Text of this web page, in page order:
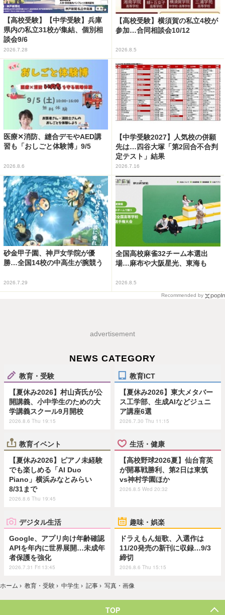
【高校受験】【中学受験】兵庫
県内の私立31校が集結、個別相
談会9/6
2026.7.28
【高校受験】横須賀の私立4校が
参加…合同相談会10/12
2026.8.5
医療✕消防、縫合デモやAED講
習も「おしごと体験博」9/5
2026.8.6
【中学受験2027】人気校の併願
先は…四谷大塚「第2回合不合判
定テスト」結果
2026.7.16
砂金甲子園、神戸女学院が優
勝…全国14校の中高生が腕競う
2026.7.29
全国高校麻雀32チーム本選出
場…麻布や大阪星光、東海も
2026.8.5
Recommended by
advertisement
NEWS CATEGORY
教育・受験
【夏休み2026】村山斉氏が公
開講義、小中学生のための大
学講義スクール9月開校
2026.8.6 Thu 19:15
教育ICT
【夏休み2026】東大メタバー
ス工学部、生成AIなどジュニ
ア講座6選
2026.7.30 Thu 11:15
教育イベント
【夏休み2026】ピアノ未経験
でも楽しめる「AI Duo
Piano」横浜みなとみらい
8/31まで
2026.8.6 Thu 19:45
生活・健康
【高校野球2026夏】仙台育英
が開幕戦勝利、第2日は東筑
vs神村学園ほか
2026.8.5 Wed 20:32
デジタル生活
Google、アプリ向け年齢確認
APIを年内に世界展開…未成年
者保護を強化
2026.7.31 Fri 13:45
趣味・娯楽
ドラえもん短歌、入選作は
11/20発売の新刊に収録…9/3
締切
2026.8.6 Thu 15:15
ホーム › 教育・受験 › 中学生 › 記事 › 写真・画像
TOP